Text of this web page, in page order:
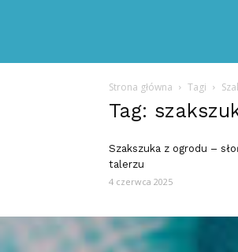
Strona główna Tagi
Tag:
Szakszuka z ogrodu –
talerzu
4 czerwca 2025